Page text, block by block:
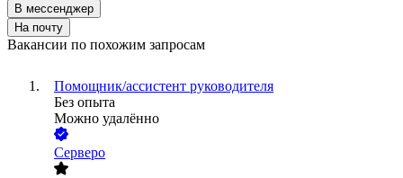
В мессенджер
На почту
Вакансии по похожим запросам
Помощник/ассистент руководителя
Без опыта
Можно удалённо
Серверо